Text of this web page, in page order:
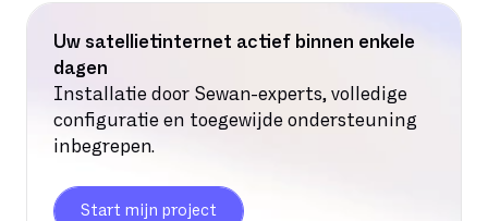
Uw satellietinternet actief binnen enkele
dagen
Installatie door Sewan-experts, volledige
configuratie en toegewijde ondersteuning
inbegrepen.
Start mijn project